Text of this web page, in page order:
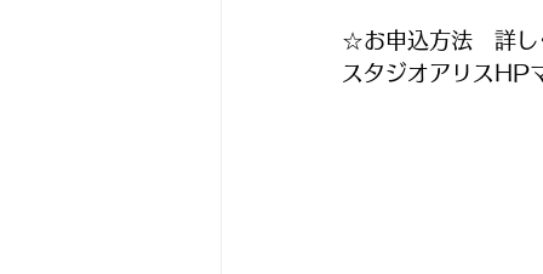
☆お申込方法　詳
スタジオアリスHP